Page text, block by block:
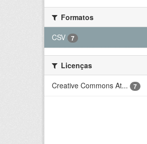
Formatos
CSV
7
Licenças
Creative Commons At...
7